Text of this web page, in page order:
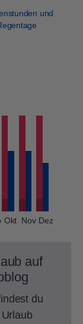
und
Okt Nov Dez
auf
du